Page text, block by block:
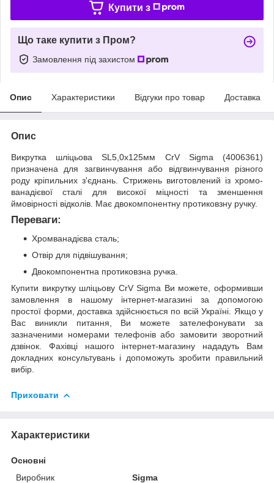
Купити з
Що таке купити з Пром?
Замовлення під захистом
Опис Характеристики Відгуки про товар Доставка
Опис
Викрутка шліцьова SL5,0х125мм CrV Sigma (4006361)
призначена для загвинчування або відгвинчування різного
роду кріпильних з'єднань. Стрижень виготовлений із хромо-
ванадієвої сталі для високої міцності та зменшення
ймовірності відколів. Має двокомпонентну протиковзну ручку.
Переваги:
Хромванадієва сталь;
Отвір для підвішування;
Двокомпонентна протиковзна ручка.
Купити викрутку шліцьову CrV Sigma Ви можете, оформивши
замовлення в нашому інтернет-магазині за допомогою
простої форми, доставка здійснюється по всій Україні. Якщо у
Вас виникли питання, Ви можете зателефонувати за
зазначеними номерами телефонів або замовити зворотний
дзвінок. Фахівці нашого інтернет-магазину нададуть Вам
докладних консультувань і допоможуть зробити правильний
вибір.
Приховати
Характеристики
Основні
Виробник
Sigma